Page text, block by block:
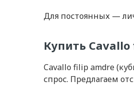
Для постоянных —
Купить
Cavallo filip amdre
спрос. Предлагаем